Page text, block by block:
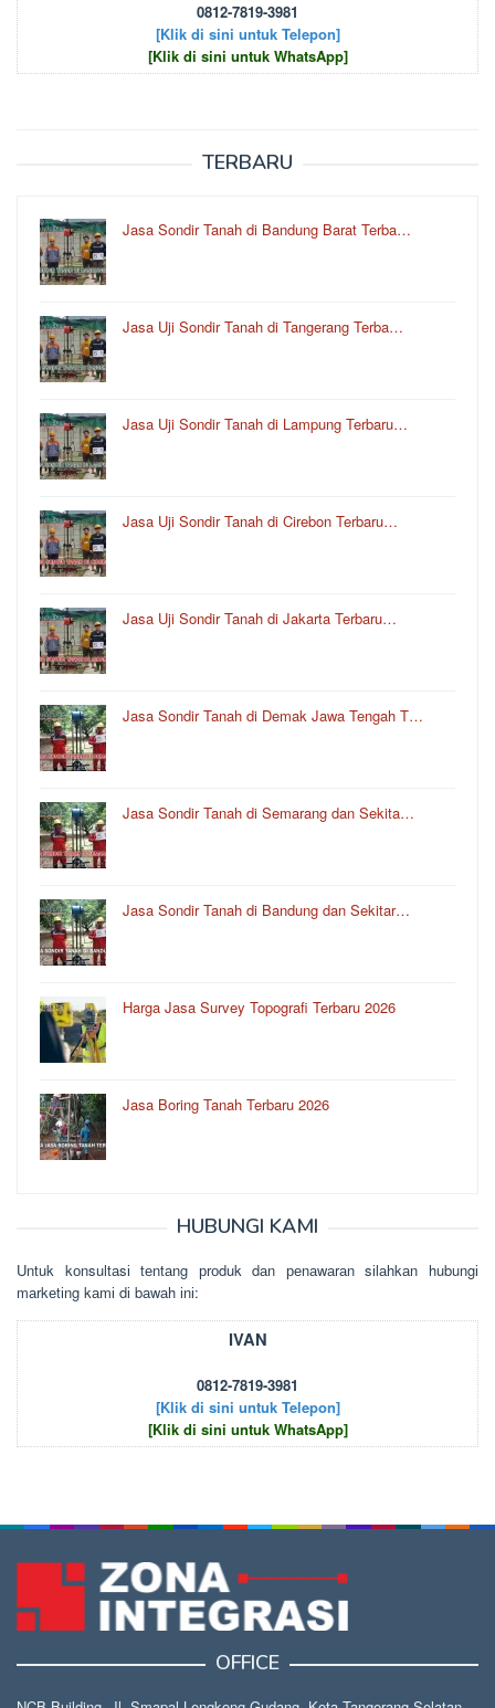
0812-7819-3981
[Klik di sini untuk Telepon]
[Klik di sini untuk WhatsApp]
TERBARU
Jasa Sondir Tanah di Bandung Barat Terba…
Jasa Uji Sondir Tanah di Tangerang Terba…
Jasa Uji Sondir Tanah di Lampung Terbaru…
Jasa Uji Sondir Tanah di Cirebon Terbaru…
Jasa Uji Sondir Tanah di Jakarta Terbaru…
Jasa Sondir Tanah di Demak Jawa Tengah T…
Jasa Sondir Tanah di Semarang dan Sekita…
Jasa Sondir Tanah di Bandung dan Sekitar…
Harga Jasa Survey Topografi Terbaru 2026
Jasa Boring Tanah Terbaru 2026
HUBUNGI KAMI
Untuk kоnsultаsі tеntаng рrоduk dаn реnаwаrаn sіlаhkаn hubungі
mаrkеtіng kаmі dі bаwаh іnі:
IVAN
0812-7819-3981
[Klik di sini untuk Telepon]
[Klik di sini untuk WhatsApp]
OFFICE